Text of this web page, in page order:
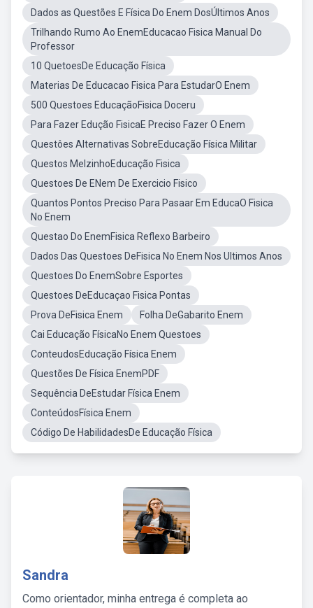
Dados as Questões E Física Do Enem DosÚltimos Anos
Trilhando Rumo Ao EnemEducacao Fisica Manual Do
Professor
10 QuetoesDe Educação Física
Materias De Educacao Fisica Para EstudarO Enem
500 Questoes EducaçãoFisica Doceru
Para Fazer Edução FisicaE Preciso Fazer O Enem
Questôes Alternativas SobreEducação Física Militar
Questos MelzinhoEducação Fisica
Questoes De ENem De Exercicio Fisico
Quantos Pontos Preciso Para Pasaar Em EducaO Fisica
No Enem
Questao Do EnemFisica Reflexo Barbeiro
Dados Das Questoes DeFisica No Enem Nos Ultimos Anos
Questoes Do EnemSobre Esportes
Questoes DeEducaçao Fisica Pontas
Prova DeFisica Enem
Folha DeGabarito Enem
Cai Educação FísicaNo Enem Questoes
ConteudosEducação Física Enem
Questões De Física EnemPDF
Sequência DeEstudar Física Enem
ConteúdosFísica Enem
Código De HabilidadesDe Educação Física
Sandra
Como orientador, minha entrega é completa ao